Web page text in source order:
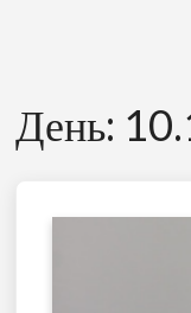
День: